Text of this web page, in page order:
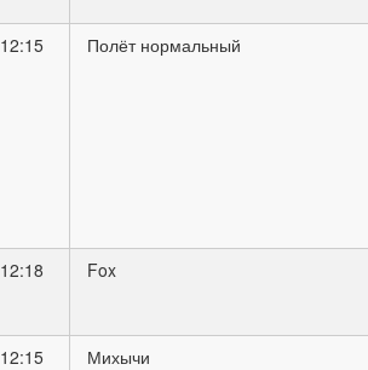
12:15 Полёт нормальный
12:18 Fox
12:15 Михычи